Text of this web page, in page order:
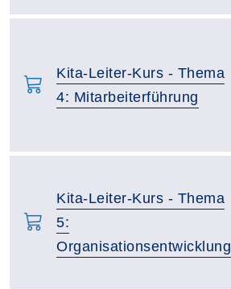
Kita-Leiter-Kurs - Thema
4: Mitarbeiterführung
Kita-Leiter-Kurs - Thema
5:
Organisationsentwicklung